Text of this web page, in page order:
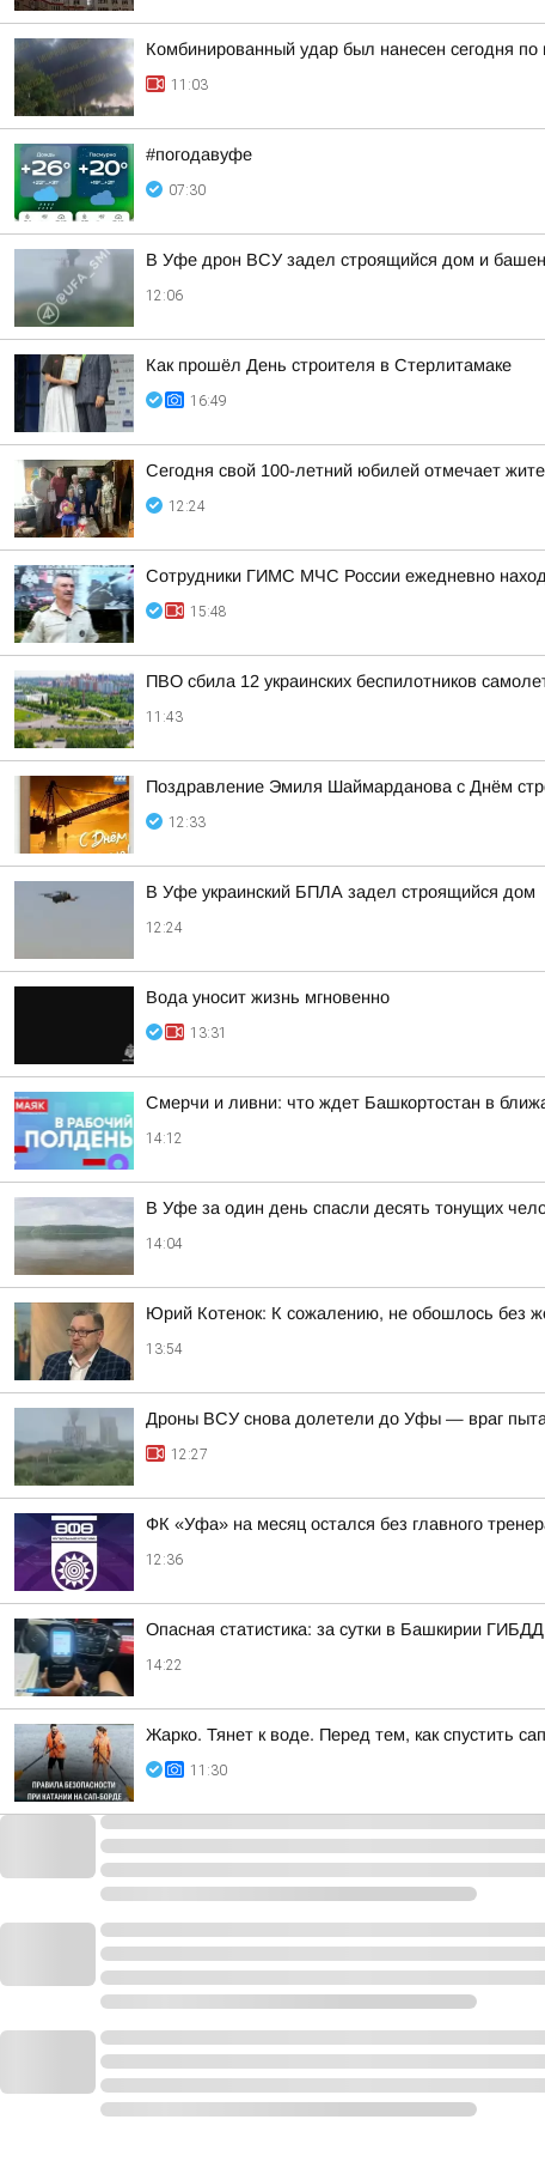
Комбинированный удар был нанесен сегодня
11:03
#погодавуфе
07:30
В Уфе дрон ВСУ задел строящийся дом и
12:06
Как прошёл День строителя в Стерлитамаке
16:49
Сегодня свой 100-летний юбилей отмечает
12:24
Сотрудники ГИМС МЧС России ежедневно
15:48
ПВО сбила 12 украинских беспилотников
11:43
Поздравление Эмиля Шаймарданова с Днём
12:33
В Уфе украинский БПЛА задел строящийся дом
12:24
Вода уносит жизнь мгновенно
13:31
Смерчи и ливни: что ждет Башкортостан в
14:12
В Уфе за один день спасли десять тонущих
14:04
Юрий Котенок: К сожалению, не обошлось без
13:54
Дроны ВСУ снова долетели до Уфы — враг
12:27
ФК «Уфа» на месяц остался без главного
12:36
Опасная статистика: за сутки в Башкирии
14:22
Жарко. Тянет к воде. Перед тем, как спустить
11:30